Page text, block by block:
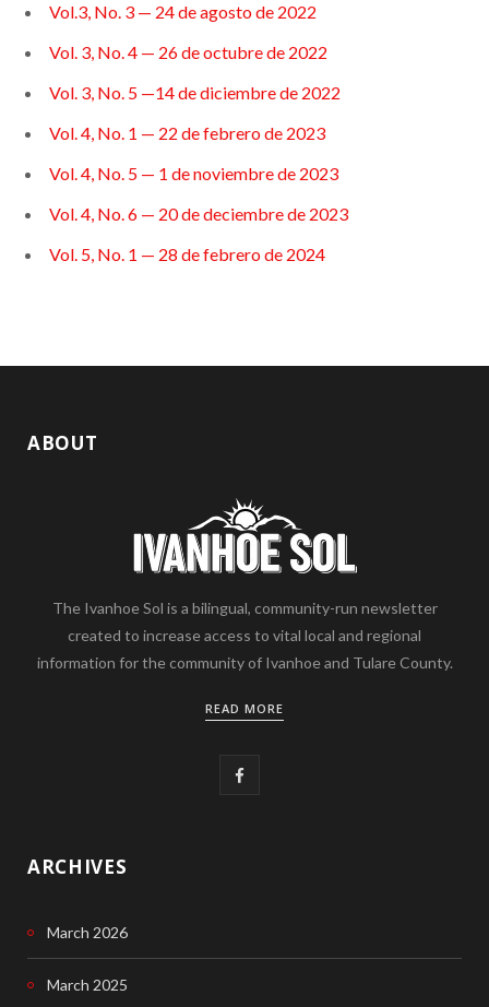
Vol.3, No. 3 — 24 de agosto de 2022
Vol. 3, No. 4 — 26 de octubre de 2022
Vol. 3, No. 5 —14 de diciembre de 2022
Vol. 4, No. 1 — 22 de febrero de 2023
Vol. 4, No. 5 — 1 de noviembre de 2023
Vol. 4, No. 6 — 20 de deciembre de 2023
Vol. 5, No. 1 — 28 de febrero de 2024
ABOUT
The Ivanhoe Sol is a bilingual, community-run newsletter
created to increase access to vital local and regional
information for the community of Ivanhoe and Tulare County.
READ MORE
F
ARCHIVES
March 2026
March 2025